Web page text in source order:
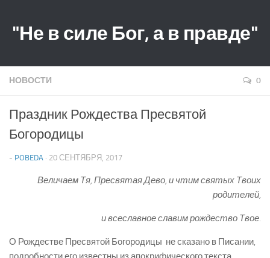
"Не в силе Бог, а в правде"
НОВОСТИ 0
Праздник Рождества Пресвятой
Богородицы
- POBEDA · 20 СЕНТЯБРЯ, 2017
Величаем Тя, Пресвятая Дево, и чтим святых Твоих
родителей,
и всеславное славим рождество Твое.
О Рождестве Пресвятой Богородицы не сказано в Писании,